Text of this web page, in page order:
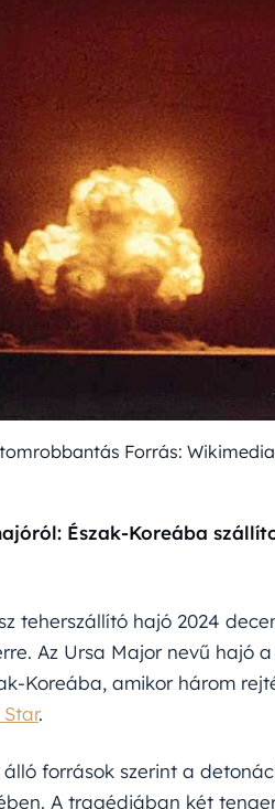
Forrás:
Észak-Koreába
teherszállító hajó 2024
Az Ursa Major nevű hajó
Koreába, amikor három
.
források szerint a
A tragédiában két